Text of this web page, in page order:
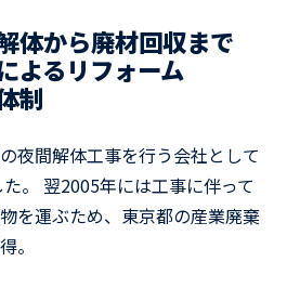
体から廃材回収まで
よるリフォーム
制
夜間解体工事を行う会社として
。 翌2005年には工事に伴って
を運ぶため、東京都の産業廃棄
。